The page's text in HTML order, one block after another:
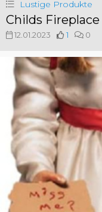
Lustige Produkte
Childs Fireplace
12.01.2023 1 0